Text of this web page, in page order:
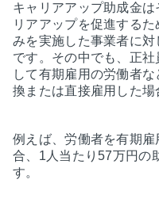
キャリアアップ助成金
リアアップを促進する
みを実施した事業者に
です。その中でも、正
して有期雇用の労働者
換または直接雇用した場
例えば、労働者を有期
合、1人当たり57万円の
す。